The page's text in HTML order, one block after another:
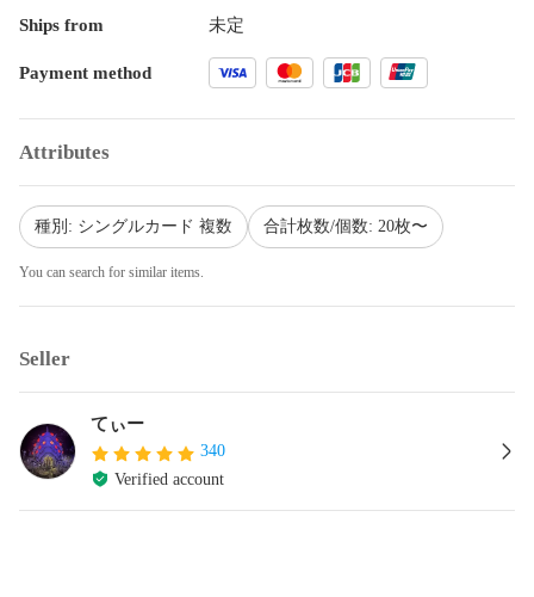
Ships from 未定
Payment method
Attributes
種別: シングルカード 複数 合計枚数/個数: 20枚〜
You can search for similar items.
Seller
てぃー
340
Verified account